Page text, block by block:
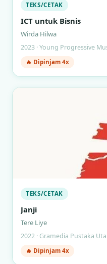
TEKS/CETAK
ICT untuk Bisnis
Wirda Hilwa
2023 · Young Progressive
🔥 Dipinjam 4x
TEKS/CETAK
Janji
Tere Liye
2022 · Gramedia Pustaka
🔥 Dipinjam 4x